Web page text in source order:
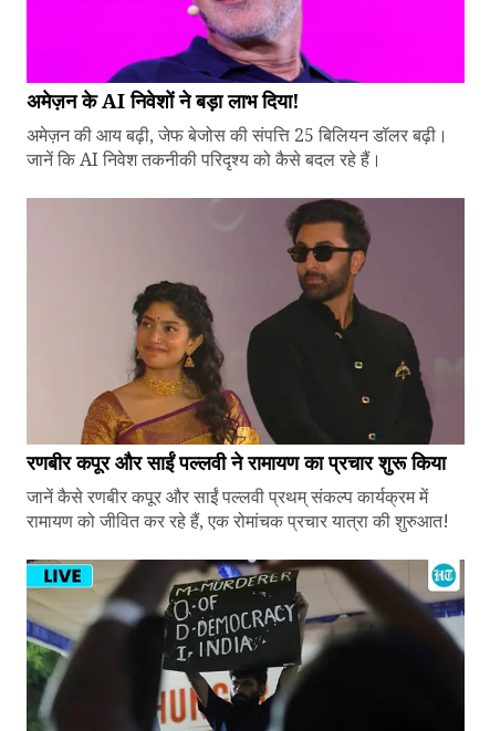
अमेज़न के AI निवेशों ने बड़ा लाभ दिया!
अमेज़न की आय बढ़ी, जेफ बेजोस की संपत्ति 25 बिलियन डॉलर बढ़ी।
जानें कि AI निवेश तकनीकी परिदृश्य को कैसे बदल रहे हैं।
रणबीर कपूर और साईं पल्लवी ने रामायण का प्रचार शुरू किया
जानें कैसे रणबीर कपूर और साईं पल्लवी प्रथम् संकल्प कार्यक्रम में
रामायण को जीवित कर रहे हैं, एक रोमांचक प्रचार यात्रा की शुरुआत!